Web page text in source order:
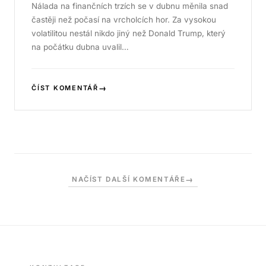
Nálada na finančních trzích se v dubnu měnila snad
častěji než počasí na vrcholcích hor. Za vysokou
volatilitou nestál nikdo jiný než Donald Trump, který
na počátku dubna uvalil…
ČÍST KOMENTÁŘ →
NAČÍST DALŠÍ KOMENTÁŘE→